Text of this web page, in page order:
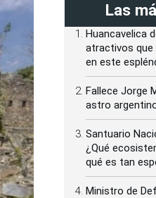
Las
Huancavelica
atractivos que
en este
Fallece Jorge
astro
Santuario
¿Qué
qué es tan
Ministro de